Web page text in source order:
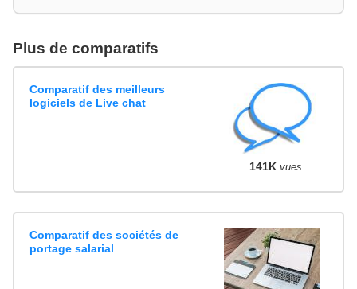
Plus de comparatifs
Comparatif des meilleurs
logiciels de Live chat
141K vues
Comparatif des sociétés de
portage salarial